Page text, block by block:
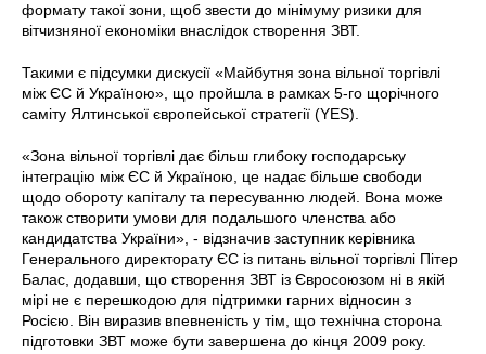
формату такої зони, щоб звести до мінімуму ризики для
вітчизняної економіки внаслідок створення ЗВТ.
Такими є підсумки дискусії «Майбутня зона вільної торгівлі
між ЄС й Україною», що пройшла в рамках 5-го щорічного
саміту Ялтинської європейської стратегії (YES).
«Зона вільної торгівлі дає більш глибоку господарську
інтеграцію між ЄС й Україною, це надає більше свободи
щодо обороту капіталу та пересуванню людей. Вона може
також створити умови для подальшого членства або
кандидатства України», - відзначив заступник керівника
Генерального директорату ЄС із питань вільної торгівлі Пітер
Балас, додавши, що створення ЗВТ із Євросоюзом ні в якій
мірі не є перешкодою для підтримки гарних відносин з
Росією. Він виразив впевненість у тім, що технічна сторона
підготовки ЗВТ може бути завершена до кінця 2009 року.